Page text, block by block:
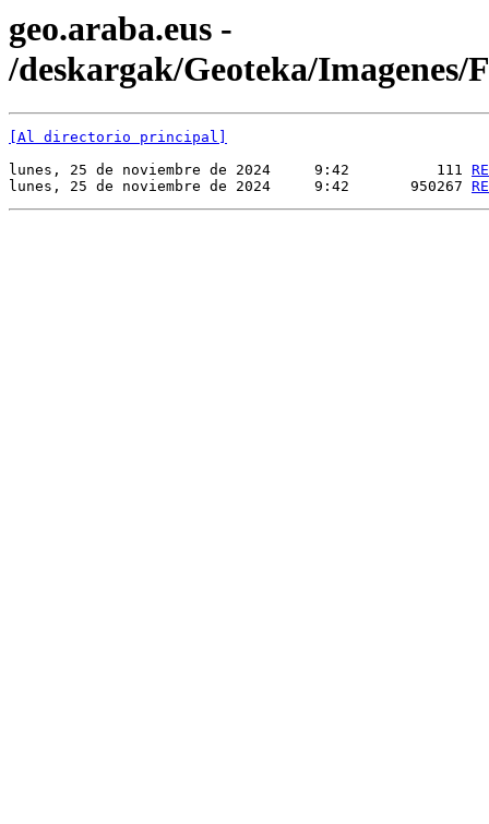
geo.araba.eus -
/deskargak/Geoteka/Imagenes/
[Al directorio principal]
lunes, 25 de noviembre de 2024     9:42          111
lunes, 25 de noviembre de 2024     9:42       950267